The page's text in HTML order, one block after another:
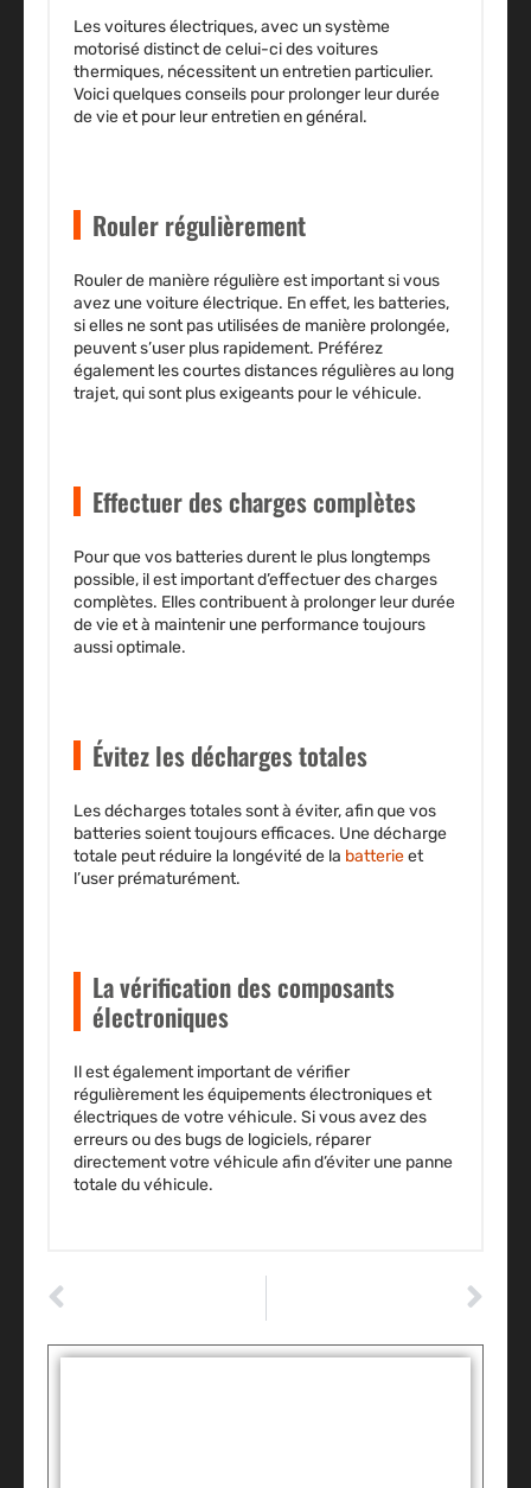
Les voitures électriques, avec un système
motorisé distinct de celui-ci des voitures
thermiques, nécessitent un entretien particulier.
Voici quelques conseils pour prolonger leur durée
de vie et pour leur entretien en général.
Rouler régulièrement
Rouler de manière régulière est important si vous
avez une voiture électrique. En effet, les batteries,
si elles ne sont pas utilisées de manière prolongée,
peuvent s’user plus rapidement. Préférez
également les courtes distances régulières au long
trajet, qui sont plus exigeants pour le véhicule.
Effectuer des charges complètes
Pour que vos batteries durent le plus longtemps
possible, il est important d’effectuer des charges
complètes. Elles contribuent à prolonger leur durée
de vie et à maintenir une performance toujours
aussi optimale.
Évitez les décharges totales
Les décharges totales sont à éviter, afin que vos
batteries soient toujours efficaces. Une décharge
totale peut réduire la longévité de la batterieet
l’user prématurément.
La vérification des composants
électroniques
Il est également important de vérifier
régulièrement les équipements électroniques et
électriques de votre véhicule. Si vous avez des
erreurs ou des bugs de logiciels, réparer
directement votre véhicule afin d’éviter une panne
totale du véhicule.